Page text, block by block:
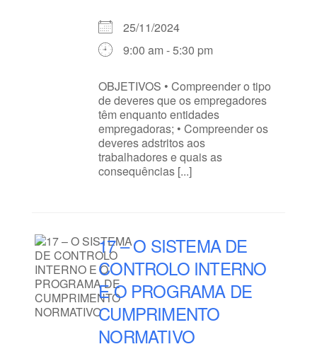
25/11/2024
9:00 am - 5:30 pm
OBJETIVOS • Compreender o tipo
de deveres que os empregadores
têm enquanto entidades
empregadoras; • Compreender os
deveres adstritos aos
trabalhadores e quais as
consequências [...]
17 – O SISTEMA DE
CONTROLO INTERNO
E O PROGRAMA DE
CUMPRIMENTO
NORMATIVO